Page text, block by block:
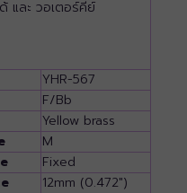
และ วอเตอร์คีย์
YHR-567
F/Bb
Yellow brass
M
Fixed
12mm (0.472")